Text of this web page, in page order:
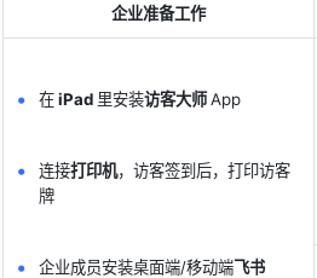
企业准备工作
在 iPad 里安装访客大师 App
连接打印机，访客签到后，打印访客
牌
企业成员安装桌面端/移动端飞书